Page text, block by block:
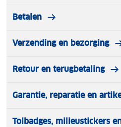
Betalen
Verzending en bezorging
Retour en terugbetaling
Garantie, reparatie en
Tolbadges, milieustickers